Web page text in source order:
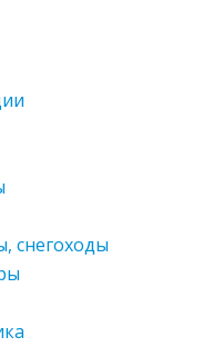
снегоходы